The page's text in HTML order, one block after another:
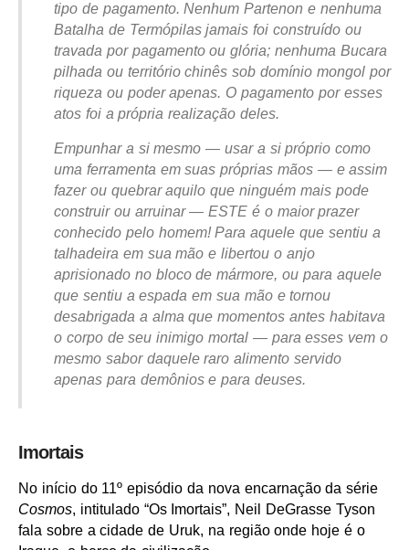
tipo de pagamento. Nenhum Partenon e nenhuma
Batalha de Termópilas jamais foi construído ou
travada por pagamento ou glória; nenhuma Bucara
pilhada ou território chinês sob domínio mongol por
riqueza ou poder apenas. O pagamento por esses
atos foi a própria realização deles.
Empunhar a si mesmo — usar a si próprio como
uma ferramenta em suas próprias mãos — e assim
fazer ou quebrar aquilo que ninguém mais pode
construir ou arruinar — ESTE é o maior prazer
conhecido pelo homem! Para aquele que sentiu a
talhadeira em sua mão e libertou o anjo
aprisionado no bloco de mármore, ou para aquele
que sentiu a espada em sua mão e tornou
desabrigada a alma que momentos antes habitava
o corpo de seu inimigo mortal — para esses vem o
mesmo sabor daquele raro alimento servido
apenas para demônios e para deuses.
Imortais
No início do 11º episódio da nova encarnação da série
Cosmos, intitulado “Os Imortais”, Neil DeGrasse Tyson
fala sobre a cidade de Uruk, na região onde hoje é o